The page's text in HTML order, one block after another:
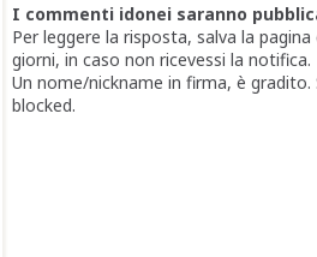
I commenti idonei saranno
Per leggere la risposta, salva la
giorni, in caso non ricevessi la notifica.
Un nome/nickname in firma, è gradito.
blocked.